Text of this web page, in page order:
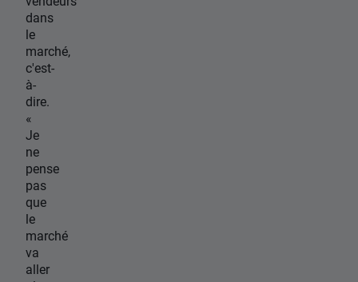
dans
le
marché,
c'est-
à-
dire.
«
Je
ne
pense
pas
que
le
marché
va
aller